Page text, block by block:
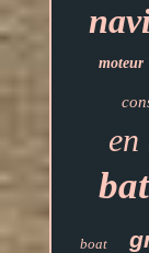
moteur
en
boat